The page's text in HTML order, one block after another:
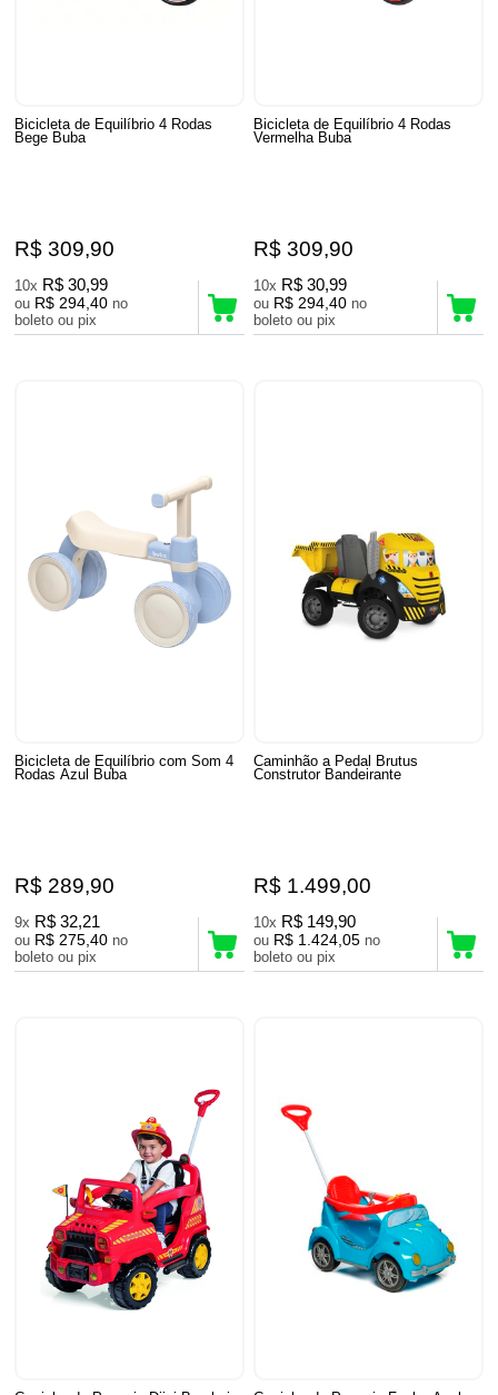
Bicicleta de Equilíbrio 4 Rodas
Bege Buba
R$ 309,90
10x R$ 30,99
ou R$ 294,40 no
boleto ou pix
Bicicleta de Equilíbrio 4 Rodas
Vermelha Buba
R$ 309,90
10x R$ 30,99
ou R$ 294,40 no
boleto ou pix
Bicicleta de Equilíbrio com Som 4
Rodas Azul Buba
R$ 289,90
9x R$ 32,21
ou R$ 275,40 no
boleto ou pix
Caminhão a Pedal Brutus
Construtor Bandeirante
R$ 1.499,00
10x R$ 149,90
ou R$ 1.424,05 no
boleto ou pix